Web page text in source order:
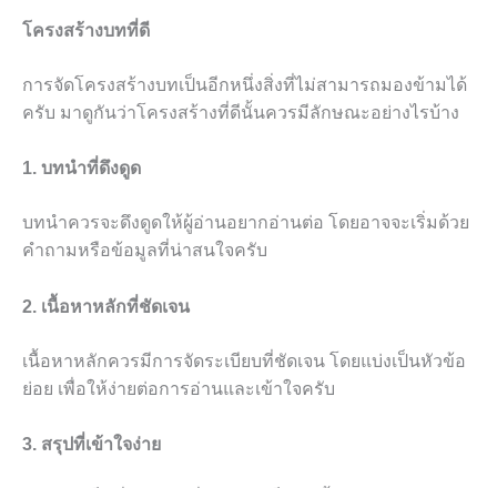
โครงสร้างบทที่ดี
การจัดโครงสร้างบทเป็นอีกหนึ่งสิ่งที่ไม่สามารถมองข้ามได้
ครับ มาดูกันว่าโครงสร้างที่ดีนั้นควรมีลักษณะอย่างไรบ้าง
1. บทนำที่ดึงดูด
บทนำควรจะดึงดูดให้ผู้อ่านอยากอ่านต่อ โดยอาจจะเริ่มด้วย
คำถามหรือข้อมูลที่น่าสนใจครับ
2. เนื้อหาหลักที่ชัดเจน
เนื้อหาหลักควรมีการจัดระเบียบที่ชัดเจน โดยแบ่งเป็นหัวข้อ
ย่อย เพื่อให้ง่ายต่อการอ่านและเข้าใจครับ
3. สรุปที่เข้าใจง่าย